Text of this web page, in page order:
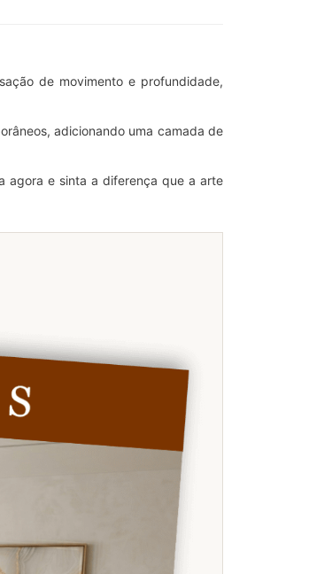
de movimento e profundidade,
adicionando uma camada de
agora e sinta a diferença que a arte